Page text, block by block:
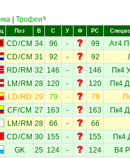
Трофеи 9
Поз В С У Ф РС
CD/CM 34 96 - 99 Ат4
CD/CM 31 92 - 92
RD/ RM 32 146 - 146 Пк4
LM /RM 28 120 - 120 Пк4
LD/RD 29 79 - 79
CF/CM 27 163 - 163 Пк4
LM /RM 28 66 - 66
CD/CM 30 155 - 155 Пк4
GK 25 124 - 124 В4